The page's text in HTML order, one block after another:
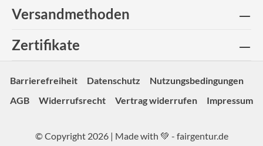
Versandmethoden
Zertifikate
Barrierefreiheit Datenschutz
Nutzungsbedingungen
AGB
Widerrufsrecht Vertrag widerrufen Impressum
© Copyright 2026 | Made with 💚 - fairgentur.de